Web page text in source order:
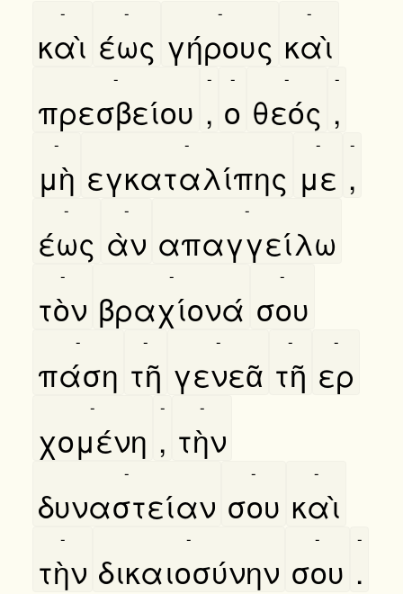
καὶ
-
έως
-
γήρους
-
καὶ
-
πρεσβείου
-
,
-
ο
-
θεός
-
,
-
μὴ
-
εγκαταλίπης
-
με
-
,
-
έως
-
ὰν
-
απαγγείλω
-
τὸν
-
βραχίονά
-
σου
-
πάση
-
τῆ
-
γενεᾶ
-
τῆ
-
ερ
-
χομένη
-
,
-
τὴν
-
δυναστείαν
-
σου
-
καὶ
-
τὴν
-
δικαιοσύνην
-
σου
-
.
-